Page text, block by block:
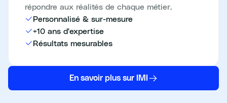
répondre aux réalités de chaque métier.
Personnalisé & sur-mesure
+10 ans d'expertise
Résultats mesurables
En savoir plus sur IMI